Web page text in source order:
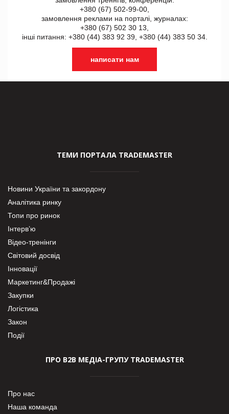
+380 (67) 502-99-00,
замовлення реклами на порталі, журналах:
+380 (67) 502 30 13,
інші питання: +380 (44) 383 92 39, +380 (44) 383 50 34.
написати нам
ТЕМИ ПОРТАЛА TRADEMASTER
Новини України та закордону
Аналітика ринку
Топи про ринок
Інтерв’ю
Відео-тренінги
Світовий досвід
Інновації
Маркетинг&Продажі
Закупки
Логістика
Закон
Події
ПРО В2В МЕДІА-ГРУПУ TRADEMASTER
Про нас
Наша команда